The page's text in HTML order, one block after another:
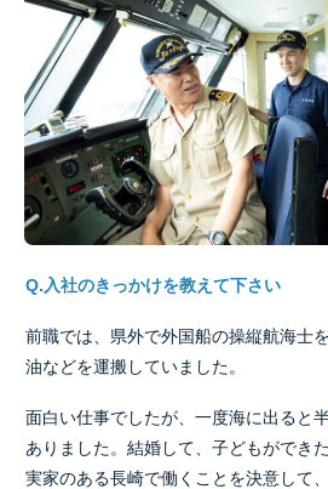
Q.入社のきっかけを教えて下さい
前職では、県外で外国船の操縦航海士
油などを運搬していました。
面白い仕事でしたが、一度海に出ると
ありました。結婚して、子どもができ
実家のある長崎で働くことを決意して